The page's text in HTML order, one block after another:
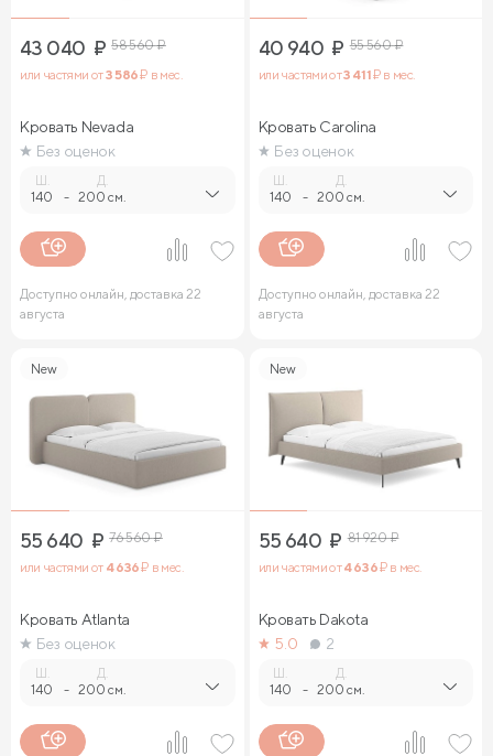
43 040 ₽ 58 560₽
или частями от3 586₽ в мес.
Кровать Nevada
Без оценок
140 -
Д.
200 см.
Доступно онлайн, доставка 22
августа
40 940 ₽ 55 560₽
или частями от3 411₽ в мес.
Кровать Carolina
Без оценок
140 -
Д.
200 см.
Доступно онлайн, доставка 22
августа
New
55 640 ₽ 76 560₽
или частями от 4 636₽ в мес.
Кровать Atlanta
Без оценок
140 -
Д.
200 см.
New
55 640 ₽ 81 920₽
или частями от4 636₽ в мес.
Кровать Dakota
5.0
2
140 -
Д.
200 см.